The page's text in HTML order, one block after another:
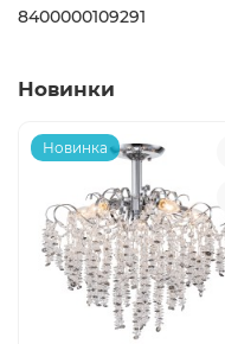
8400000109291
Новинки
Новинка